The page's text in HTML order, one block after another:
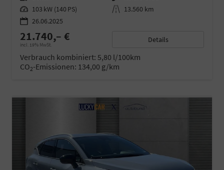
Leistung 103 kW (140 PS) Kilometerstand 13.560 km
26.06.2025
21.740,– €
incl. 19% MwSt.
Details
Verbrauch kombiniert: 5,80 l/100km
CO2-Emissionen: 134,00 g/km